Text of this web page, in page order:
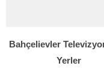
Bahçelievler
Yerler